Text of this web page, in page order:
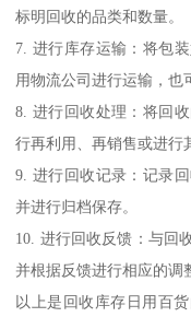
标明回收的品类和数量。
7. 进行库存运输：将包
用物流公司进行运输，也
8. 进行回收处理：将回
行再利用、再销售或进行
9. 进行回收记录：记录
并进行归档保存。
10. 进行回收反馈：与回
并根据反馈进行相应的调
以上是回收库存日用百